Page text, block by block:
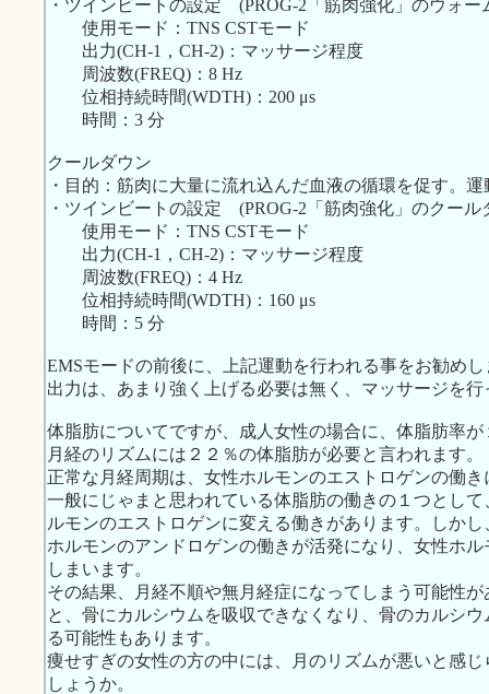
・ツインビートの設定 (PROG-2「筋肉強化」のウォー
使用モード：TNS CSTモード
出力(CH-1，CH-2)：マッサージ程度
周波数(FREQ)：8 Hz
位相持続時間(WDTH)：200 μs
時間：3 分
クールダウン
・目的：筋肉に大量に流れ込んだ血液の循環を促す。
・ツインビートの設定 (PROG-2「筋肉強化」のクール
使用モード：TNS CSTモード
出力(CH-1，CH-2)：マッサージ程度
周波数(FREQ)：4 Hz
位相持続時間(WDTH)：160 μs
時間：5 分
EMSモードの前後に、上記運動を行われる事をお勧めし
出力は、あまり強く上げる必要は無く、マッサージを
体脂肪についてですが、成人女性の場合に、体脂肪率
月経のリズムには２２％の体脂肪が必要と言われます。
正常な月経周期は、女性ホルモンのエストロゲンの働
一般にじゃまと思われている体脂肪の働きの１つとし
ルモンのエストロゲンに変える働きがあります。しか
ホルモンのアンドロゲンの働きが活発になり、女性ホ
しまいます。
その結果、月経不順や無月経症になってしまう可能性
と、骨にカルシウムを吸収できなくなり、骨のカルシ
る可能性もあります。
痩せすぎの女性の方の中には、月のリズムが悪いと感
しょうか。